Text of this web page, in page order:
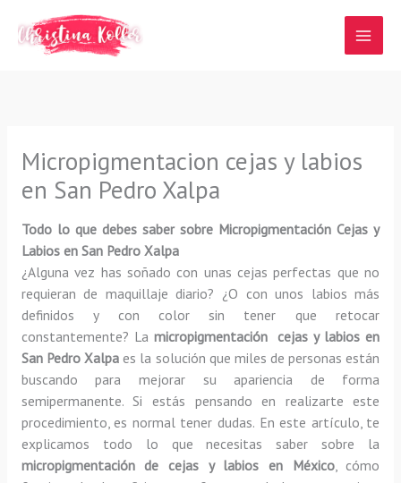
contenido
Micropigmentacion cejas y labios
en San Pedro Xalpa
Todo lo que debes saber sobre Micropigmentación Cejas y
Labios en San Pedro Xalpa
¿Alguna vez has soñado con unas cejas perfectas que no
requieran de maquillaje diario? ¿O con unos labios más
definidos y con color sin tener que retocar
constantemente? La micropigmentación cejas y labios en
San Pedro Xalpa es la solución que miles de personas están
buscando para mejorar su apariencia de forma
semipermanente. Si estás pensando en realizarte este
procedimiento, es normal tener dudas. En este artículo, te
explicamos todo lo que necesitas saber sobre la
micropigmentación de cejas y labios en México, cómo